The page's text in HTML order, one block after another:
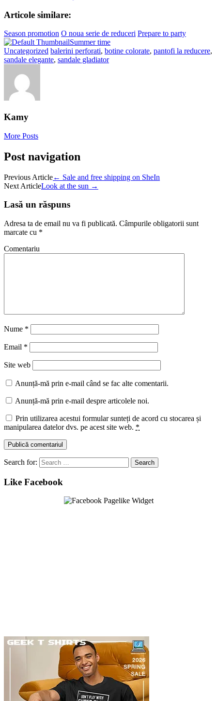
Articole similare:
Season promotion O noua serie de reduceri Prepare to party
Summer time
Uncategorized balerini perforati, botine colorate, pantofi la reducere,
sandale elegante, sandale gladiator
Kamy
More Posts
Post navigation
Previous Article← Sale and free shipping on SheIn
Next ArticleLook at the sun →
Lasă un răspuns
Adresa ta de email nu va fi publicată. Câmpurile obligatorii sunt
marcate cu *
Comentariu
Nume *
Email *
Site web
Anunță-mă prin e-mail când se fac alte comentarii.
Anunță-mă prin e-mail despre articolele noi.
Prin utilizarea acestui formular sunteți de acord cu stocarea și
manipularea datelor dvs. pe acest site web. *
Search for:
Like Facebook